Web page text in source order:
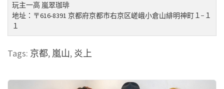
玩主一高 嵐翠珈琲
地址：〒616-8391 京都府京都市右京区嵯峨小倉山緋明神町１−１
１
Tags: 京都, 嵐山, 炎上